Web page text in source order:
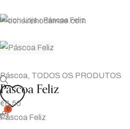
0
Início | Loja | Páscoa Feliz
Páscoa, TODOS OS PRODUTOS
Páscoa Feliz
€6.50
Páscoa Feliz